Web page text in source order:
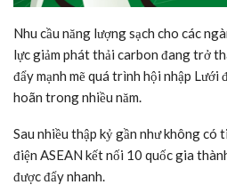
Nhu cầu năng lượng sạch cho các
lực giảm phát thải carbon đang trở
đẩy mạnh mẽ quá trình hội nhập Lưới
hoãn trong nhiều năm.
Sau nhiều thập kỷ gần như không
điện ASEAN kết nối 10 quốc gia
được đẩy nhanh.